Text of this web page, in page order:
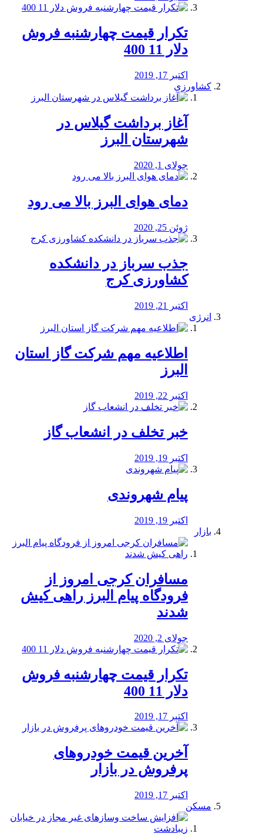
تکرار قیمت چهارشنبه فروش
دلار 11 400
اکتبر 17, 2019
کشاورزی
آغاز برداشت گیلاس در
شهرستان البرز
جولای 1, 2020
دمای هوای البرز بالا می رود
ژوئن 25, 2020
جذب سرباز در دانشکده
کشاورزی کرج
اکتبر 21, 2019
انرژی
️اطلاعیه مهم شرکت گاز استان
البرز
اکتبر 22, 2019
خبر تخلف در انشعاب گاز
اکتبر 19, 2019
پیام شهروندی
اکتبر 19, 2019
بازار
مسافران کرجی امروز از
فرودگاه پیام البرز راهی کیش
شدند
جولای 2, 2020
تکرار قیمت چهارشنبه فروش
دلار 11 400
اکتبر 17, 2019
آخرین قیمت خودرو‌های
پرفروش در بازار
اکتبر 17, 2019
مسکن